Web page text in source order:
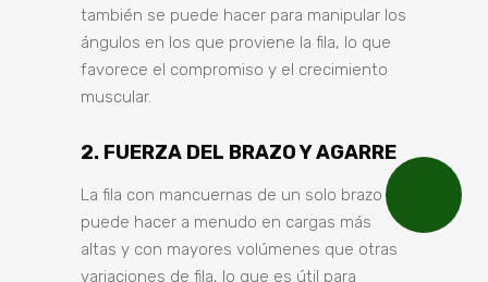
también se puede hacer para manipular los
ángulos en los que proviene la fila, lo que
favorece el compromiso y el crecimiento
muscular.
2. FUERZA DEL BRAZO Y AGARRE
La fila con mancuernas de un solo brazo se
puede hacer a menudo en cargas más
altas y con mayores volúmenes que otras
variaciones de fila, lo que es útil para